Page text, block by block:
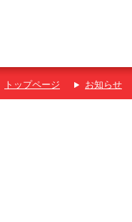
トップページ お知らせ